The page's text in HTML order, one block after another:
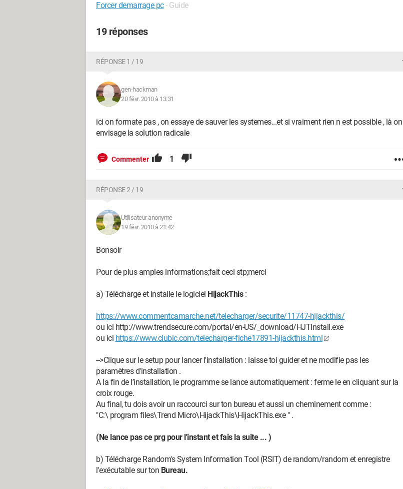
Forcer demarrage pc- Guide
19 réponses
RÉPONSE 1 / 19
gen-hackman
20 févr. 2010 à 13:31
ici on formate pas , on essaye de sauver les systemes...et si vraiment rien n est possible , là on
envisage la solution radicale
Commenter 1
RÉPONSE 2 / 19
Utilisateur anonyme
19 févr. 2010 à 21:42
Bonsoir
Pour de plus amples informations;fait ceci stp;merci
a) Télécharge et installe le logiciel HijackThis :
https://www.commentcamarche.net/telecharger/securite/11747-hijackthis/
ou ici http://www.trendsecure.com/portal/en-US/_download/HJTInstall.exe
ou ici https://www.clubic.com/telecharger-fiche17891-hijackthis.html
-->Clique sur le setup pour lancer l'installation : laisse toi guider et ne modifie pas les
paramètres d'installation .
A la fin de l’installation, le programme se lance automatiquement : ferme le en cliquant sur la
croix rouge.
Au final, tu dois avoir un raccourci sur ton bureau et aussi un cheminement comme :
"C:\ program files\Trend Micro\HijackThis\HijackThis.exe " .
(Ne lance pas ce prg pour l'instant et fais la suite ... )
b) Télécharge Random's System Information Tool (RSIT) de random/random et enregistre
l'exécutable sur ton Bureau.